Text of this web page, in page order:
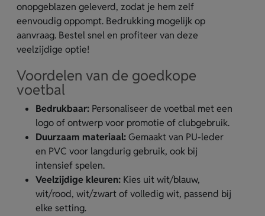
onopgeblazen geleverd, zodat je hem zelf
eenvoudig oppompt. Bedrukking mogelijk op
aanvraag. Bestel snel en profiteer van deze
veelzijdige optie!
Voordelen van de goedkope
voetbal
Bedrukbaar: Personaliseer de voetbal met een
logo of ontwerp voor promotie of clubgebruik.
Duurzaam materiaal:Gemaakt van PU-leder
en PVC voor langdurig gebruik, ook bij
intensief spelen.
Veelzijdige kleuren: Kies uit wit/blauw,
wit/rood, wit/zwart of volledig wit, passend bij
elke setting.